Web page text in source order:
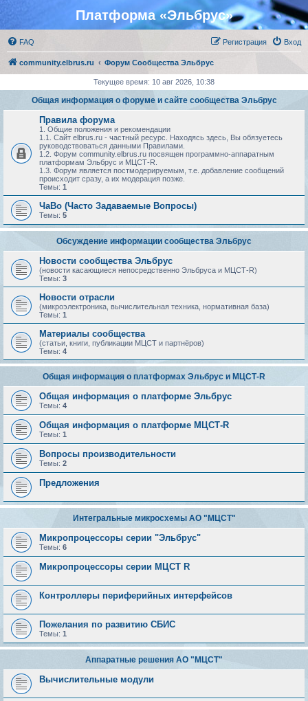
Платформа «Эльбрус»
FAQ Вход
Регистрация
community.elbrus.ru Форум Сообщества Эльбрус
Текущее время: 10 авг 2026, 10:38
Общая информация о форуме и сайте сообщества Эльбрус
Правила форума
1. Общие положения и рекомендации
1.1. Сайт elbrus.ru - частный ресурс. Находясь здесь, Вы обязуетесь
руководствоваться данными Правилами.
1.2. Форум community.elbrus.ru посвящен программно-аппаратным
платформам Эльбрус и МЦСТ-R.
1.3. Форум является постмодерируемым, т.е. добавление сообщений
происходит сразу, а их модерация позже.
Темы: 1
ЧаВо (Часто Задаваемые Вопросы)
Темы: 5
Обсуждение информации сообщества Эльбрус
Новости сообщества Эльбрус
(новости касающиеся непосредственно Эльбруса и МЦСТ-R)
Темы: 3
Новости отрасли
(микроэлектроника, вычислительная техника, нормативная база)
Темы: 1
Материалы сообщества
(статьи, книги, публикации МЦСТ и партнёров)
Темы: 4
Общая информация о платформах Эльбрус и МЦСТ-R
Общая информация о платформе Эльбрус
Темы: 4
Общая информация о платформе МЦСТ-R
Темы: 1
Вопросы производительности
Темы: 2
Предложения
Интегральные микросхемы АО "МЦСТ"
Микропроцессоры серии "Эльбрус"
Темы: 6
Микропроцессоры серии МЦСТ R
Контроллеры периферийных интерфейсов
Пожелания по развитию СБИС
Темы: 1
Аппаратные решения АО "МЦСТ"
Вычислительные модули